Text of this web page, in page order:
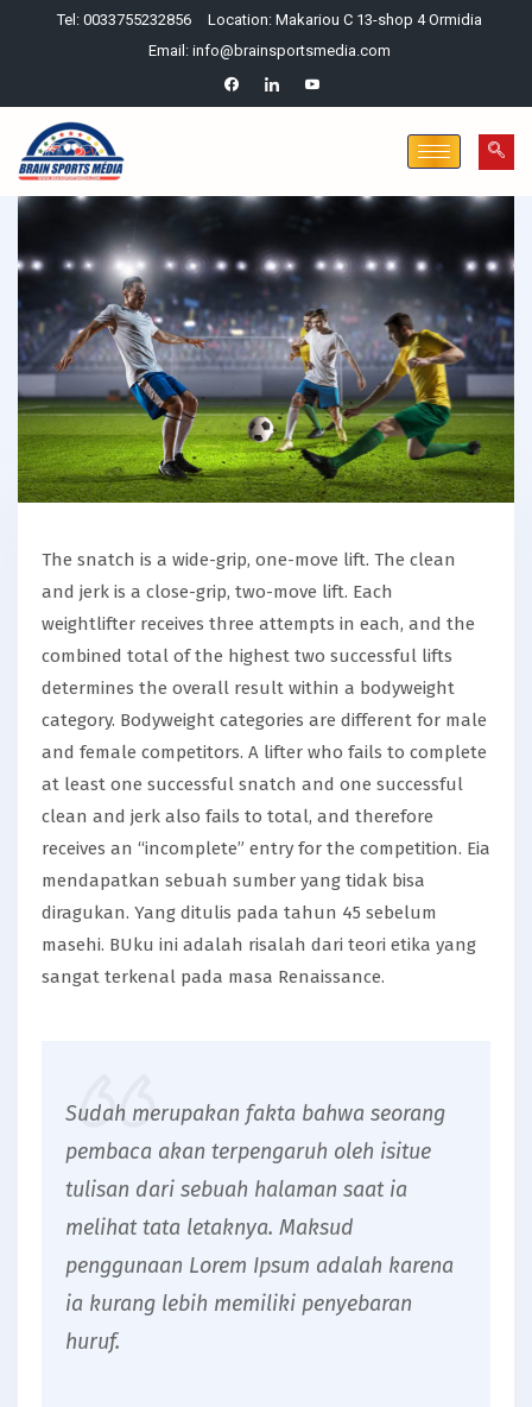
Tel: 0033755232856
Location: Makariou C 13-shop 4 Ormidia
Email: info@brainsportsmedia.com
The snatch is a wide-grip, one-move lift. The clean
and jerk is a close-grip, two-move lift. Each
weightlifter receives three attempts in each, and the
combined total of the highest two successful lifts
determines the overall result within a bodyweight
category. Bodyweight categories are different for male
and female competitors. A lifter who fails to complete
at least one successful snatch and one successful
clean and jerk also fails to total, and therefore
receives an “incomplete” entry for the competition. Eia
mendapatkan sebuah sumber yang tidak bisa
diragukan. Yang ditulis pada tahun 45 sebelum
masehi. BUku ini adalah risalah dari teori etika yang
sangat terkenal pada masa Renaissance.
Sudah merupakan fakta bahwa seorang
pembaca akan terpengaruh oleh isitue
tulisan dari sebuah halaman saat ia
melihat tata letaknya. Maksud
penggunaan Lorem Ipsum adalah karena
ia kurang lebih memiliki penyebaran
huruf.